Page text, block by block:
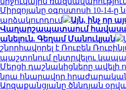
Միրզոյանը օգոստոսի 10-14-ը
արձակուրդում
Այն, ինչ որ
Վաղարշապատաում
անելուն. Գեղամ Մանուկյան
շնորհավորել է Ռուբեն
պաշտոնում ընտրվելու
Մերցի դաշնակիցները ավելի
նրա հնարավոր
Արզաքանցյանը ծննդյան